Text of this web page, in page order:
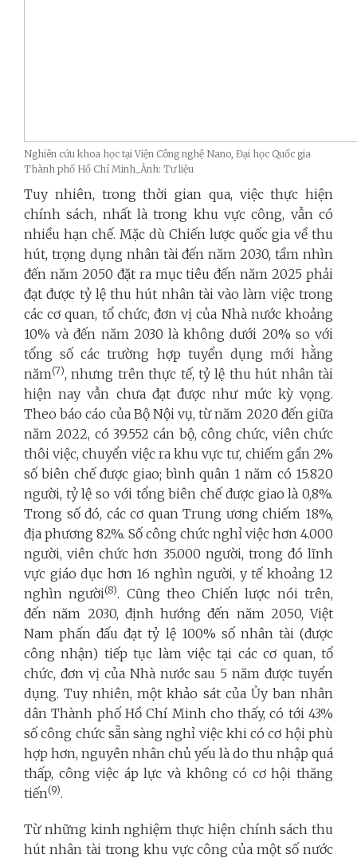
Nghiên cứu khoa học tại Viện Công nghệ Nano, Đại học Quốc gia
Thành phố Hồ Chí Minh_Ảnh: Tư liệu
Tuy nhiên, trong thời gian qua, việc thực hiện
chính sách, nhất là trong khu vực công, vẫn có
nhiều hạn chế. Mặc dù Chiến lược quốc gia về thu
hút, trọng dụng nhân tài đến năm 2030, tầm nhìn
đến năm 2050 đặt ra mục tiêu đến năm 2025 phải
đạt được tỷ lệ thu hút nhân tài vào làm việc trong
các cơ quan, tổ chức, đơn vị của Nhà nước khoảng
10% và đến năm 2030 là không dưới 20% so với
tổng số các trường hợp tuyển dụng mới hằng
năm(7), nhưng trên thực tế, tỷ lệ thu hút nhân tài
hiện nay vẫn chưa đạt được như mức kỳ vọng.
Theo báo cáo của Bộ Nội vụ, từ năm 2020 đến giữa
năm 2022, có 39.552 cán bộ, công chức, viên chức
thôi việc, chuyển việc ra khu vực tư, chiếm gần 2%
số biên chế được giao; bình quân 1 năm có 15.820
người, tỷ lệ so với tổng biên chế được giao là 0,8%.
Trong số đó, các cơ quan Trung ương chiếm 18%,
địa phương 82%. Số công chức nghỉ việc hơn 4.000
người, viên chức hơn 35.000 người, trong đó lĩnh
vực giáo dục hơn 16 nghìn người, y tế khoảng 12
nghìn người(8)​. Cũng theo Chiến lược nói trên,
đến năm 2030, định hướng đến năm 2050, Việt
Nam phấn đấu đạt tỷ lệ 100% số nhân tài (được
công nhận) tiếp tục làm việc tại các cơ quan, tổ
chức, đơn vị của Nhà nước sau 5 năm được tuyển
dụng​. Tuy nhiên, một khảo sát của Ủy ban nhân
dân Thành phố Hồ Chí Minh cho thấy, có tới 43%
số công chức sẵn sàng nghỉ việc khi có cơ hội phù
hợp hơn, nguyên nhân chủ yếu là do thu nhập quá
thấp, công việc áp lực và không có cơ hội thăng
tiến(9).
Từ những kinh nghiệm thực hiện chính sách thu
hút nhân tài trong khu vực công của một số nước